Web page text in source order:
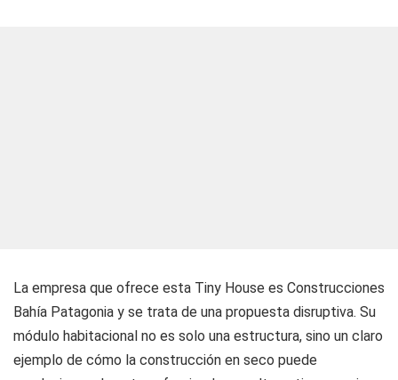
La empresa que ofrece esta Tiny House es Construcciones
Bahía Patagonia y se trata de una propuesta disruptiva. Su
módulo habitacional no es solo una estructura, sino un claro
ejemplo de cómo la construcción en seco puede